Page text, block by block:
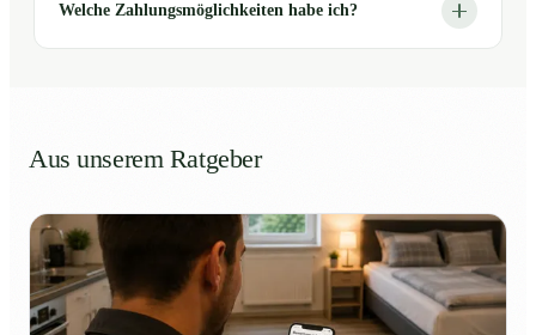
Welche Zahlungsmöglichkeiten habe ich?
Aus unserem Ratgeber